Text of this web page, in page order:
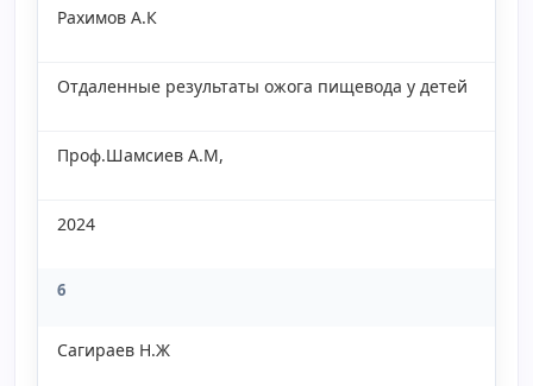
Рахимов А.К
Отдаленные результаты ожога пищевода у детей
Проф.Шамсиев А.М,
2024
6
Сагираев Н.Ж